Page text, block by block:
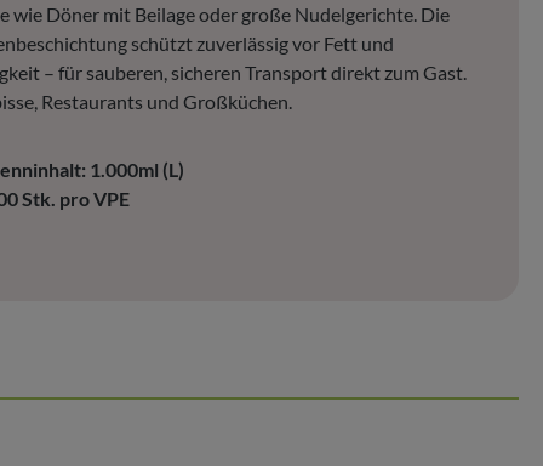
wie Döner mit Beilage oder große Nudelgerichte. Die
schützt zuverlässig vor Fett und
– für sauberen, sicheren Transport direkt zum Gast.
Restaurants und Großküchen.
1.000ml (L)
Stk. pro VPE